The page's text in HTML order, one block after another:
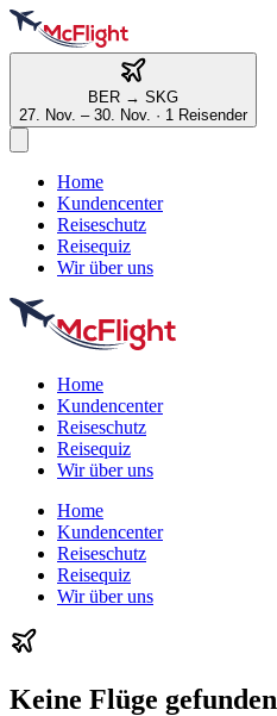
BER → SKG
27. Nov. – 30. Nov. · 1 Reisender
Home
Kundencenter
Reiseschutz
Reisequiz
Wir über uns
Home
Kundencenter
Reiseschutz
Reisequiz
Wir über uns
Home
Kundencenter
Reiseschutz
Reisequiz
Wir über uns
Keine Flüge gefunden